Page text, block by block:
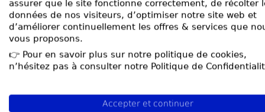
assurer que le site fonctionne correctement, de récolter
données de nos visiteurs, d’optimiser notre site web et
d’améliorer continuellement les offres & services que
vous proposons.
👉 Pour en savoir plus sur notre politique de cookies,
n’hésitez pas à consulter notre Politique de
Accepter et continuer